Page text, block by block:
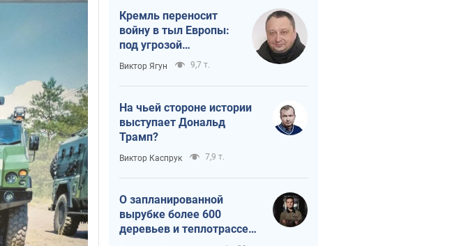
Кремль переносит
войну в тыл Европы:
под угрозой
критическая
логистика
Виктор Ягун 9,7 т.
На чьей стороне истории
выступает Дональд
Трамп?
Виктор Каспрук 7,9 т.
О запланированной
вырубке более 600
деревьев и теплотрассе: